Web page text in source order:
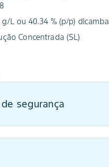
g/L ou 40.34 % (p/p) dicamba
Concentrada (SL)
segurança